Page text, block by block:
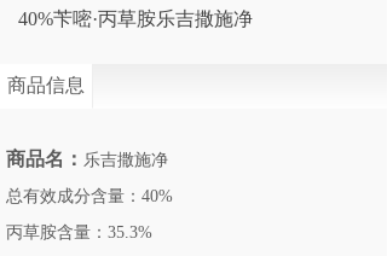
40%苄嘧·丙草胺乐吉撒施净
商品信息
商品名： 乐吉撒施净
总有效成分含量：40%
丙草胺含量：35.3%